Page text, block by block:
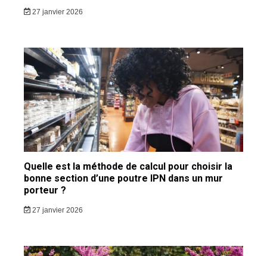
27 janvier 2026
Quelle est la méthode de calcul pour choisir la
bonne section d’une poutre IPN dans un mur
porteur ?
27 janvier 2026